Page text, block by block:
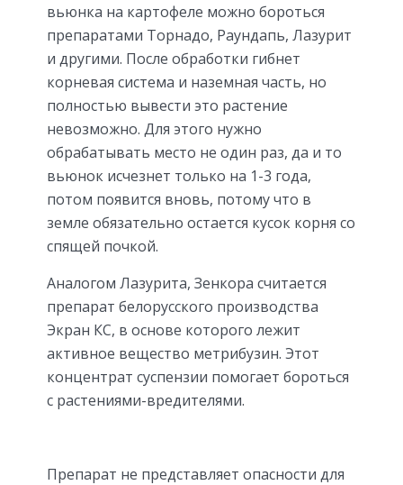
вьюнка на картофеле можно бороться
препаратами Торнадо, Раундапь, Лазурит
и другими. После обработки гибнет
корневая система и наземная часть, но
полностью вывести это растение
невозможно. Для этого нужно
обрабатывать место не один раз, да и то
вьюнок исчезнет только на 1-3 года,
потом появится вновь, потому что в
земле обязательно остается кусок корня со
спящей почкой.
Аналогом Лазурита, Зенкора считается
препарат белорусского производства
Экран КС, в основе которого лежит
активное вещество метрибузин. Этот
концентрат суспензии помогает бороться
с растениями-вредителями.
Препарат не представляет опасности для